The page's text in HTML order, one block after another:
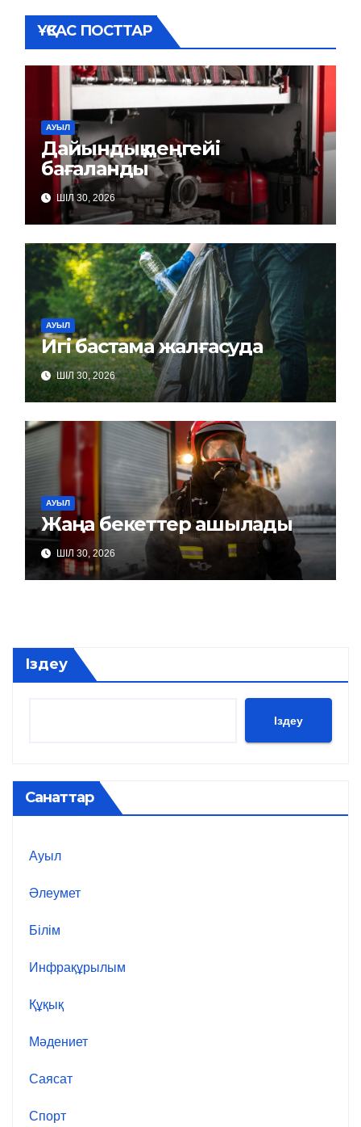
ҰҚСАС ПОСТТАР
АУЫЛ
Дайындық деңгейі
бағаланды
ШІЛ 30, 2026
АУЫЛ
Игі бастама жалғасуда
ШІЛ 30, 2026
АУЫЛ
Жаңа бекеттер ашылады
ШІЛ 30, 2026
Іздеу
Іздеу
Санаттар
Ауыл
Әлеумет
Білім
Инфрақұрылым
Құқық
Мәдениет
Саясат
Спорт